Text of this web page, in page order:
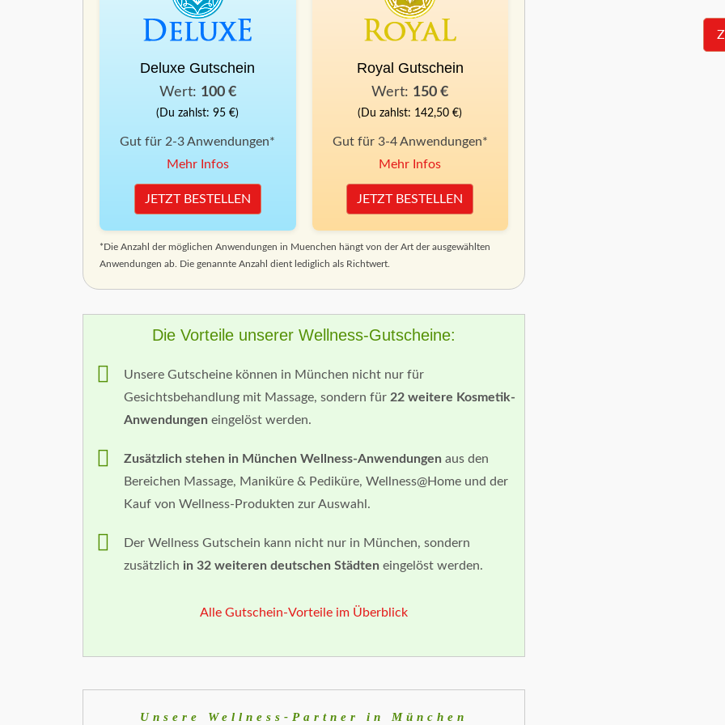
Deluxe Gutschein
Wert: 100 €
(Du zahlst: 95 €)
Gut für 2-3 Anwendungen*
Mehr Infos
JETZT BESTELLEN
Royal Gutschein
Wert: 150 €
(Du zahlst: 142,50 €)
Gut für 3-4 Anwendungen*
Mehr Infos
JETZT BESTELLEN
*Die Anzahl der möglichen Anwendungen in Muenchen hängt von der Art der ausgewählten
Anwendungen ab. Die genannte Anzahl dient lediglich als Richtwert.
Die Vorteile unserer Wellness-Gutscheine:
Unsere Gutscheine können in München nicht nur für
Gesichtsbehandlung mit Massage, sondern für 22 weitere Kosmetik-
Anwendungen eingelöst werden.
Zusätzlich stehen in München Wellness-Anwendungen aus den
Bereichen Massage, Maniküre & Pediküre, Wellness@Home und der
Kauf von Wellness-Produkten zur Auswahl.
Der Wellness Gutschein kann nicht nur in München, sondern
zusätzlich in 32 weiteren deutschen Städten eingelöst werden.
Alle Gutschein-Vorteile im Überblick
Unsere Wellness-Partner in München